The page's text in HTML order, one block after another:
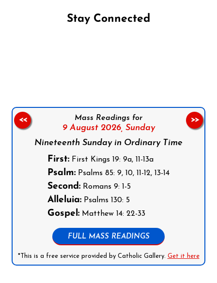
Stay Connected
Mass Readings for
9 August 2026, Sunday
Nineteenth Sunday in Ordinary Time
First: First Kings 19: 9a, 11-13a
Psalm: Psalms 85: 9, 10, 11-12, 13-14
Second: Romans 9: 1-5
Alleluia: Psalms 130: 5
Gospel: Matthew 14: 22-33
FULL MASS READINGS
*This is a free service provided by Catholic Gallery. Get it here
<< >>